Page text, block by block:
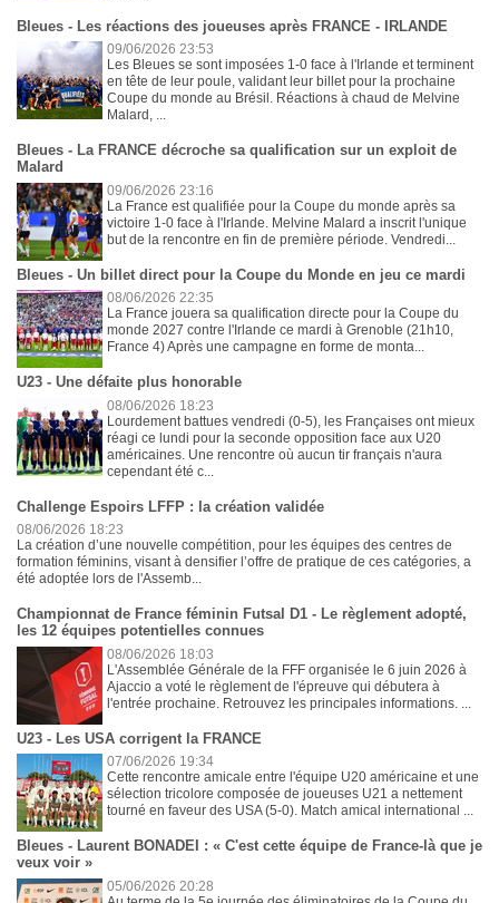
Bleues - Les réactions des joueuses après FRANCE - IRLANDE
09/06/2026 23:53
Les Bleues se sont imposées 1-0 face à l'Irlande et terminent
en tête de leur poule, validant leur billet pour la prochaine
Coupe du monde au Brésil. Réactions à chaud de Melvine
Malard, ...
Bleues - La FRANCE décroche sa qualification sur un exploit de
Malard
09/06/2026 23:16
La France est qualifiée pour la Coupe du monde après sa
victoire 1-0 face à l'Irlande. Melvine Malard a inscrit l'unique
but de la rencontre en fin de première période. Vendredi...
Bleues - Un billet direct pour la Coupe du Monde en jeu ce mardi
08/06/2026 22:35
La France jouera sa qualification directe pour la Coupe du
monde 2027 contre l'Irlande ce mardi à Grenoble (21h10,
France 4) Après une campagne en forme de monta...
U23 - Une défaite plus honorable
08/06/2026 18:23
Lourdement battues vendredi (0-5), les Françaises ont mieux
réagi ce lundi pour la seconde opposition face aux U20
américaines. Une rencontre où aucun tir français n'aura
cependant été c...
Challenge Espoirs LFFP : la création validée
08/06/2026 18:23
La création d’une nouvelle compétition, pour les équipes des centres de
formation féminins, visant à densifier l’offre de pratique de ces catégories, a
été adoptée lors de l'Assemb...
Championnat de France féminin Futsal D1 - Le règlement adopté,
les 12 équipes potentielles connues
08/06/2026 18:03
L'Assemblée Générale de la FFF organisée le 6 juin 2026 à
Ajaccio a voté le règlement de l'épreuve qui débutera à
l'entrée prochaine. Retrouvez les principales informations. ...
U23 - Les USA corrigent la FRANCE
07/06/2026 19:34
Cette rencontre amicale entre l'équipe U20 américaine et une
sélection tricolore composée de joueuses U21 a nettement
tourné en faveur des USA (5-0). Match amical international ...
Bleues - Laurent BONADEI : « C'est cette équipe de France-là que je
veux voir »
05/06/2026 20:28